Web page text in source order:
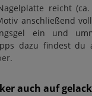
reicht
anschließend
ein und
dazu findest du
.
auch auf